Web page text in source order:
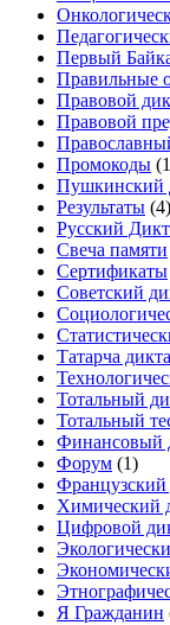
Первый
Правильные
Правовой
Правовой
Промокоды
Пушкинский
Результаты (4)
Русский
Свеча памяти
Сертификаты
Советский
Татарча
Тотальный
Тотальный
Финансовый
Форум (1)
Французский
Химический
Цифровой
Я Гражданин